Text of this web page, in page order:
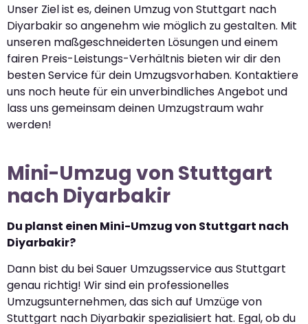
Unser Ziel ist es, deinen Umzug von Stuttgart nach
Diyarbakir so angenehm wie möglich zu gestalten. Mit
unseren maßgeschneiderten Lösungen und einem
fairen Preis-Leistungs-Verhältnis bieten wir dir den
besten Service für dein Umzugsvorhaben. Kontaktiere
uns noch heute für ein unverbindliches Angebot und
lass uns gemeinsam deinen Umzugstraum wahr
werden!
Mini-Umzug von Stuttgart
nach Diyarbakir
Du planst einen Mini-Umzug von Stuttgart nach
Diyarbakir?
Dann bist du bei Sauer Umzugsservice aus Stuttgart
genau richtig! Wir sind ein professionelles
Umzugsunternehmen, das sich auf Umzüge von
Stuttgart nach Diyarbakir spezialisiert hat. Egal, ob du